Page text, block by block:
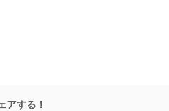
アする！